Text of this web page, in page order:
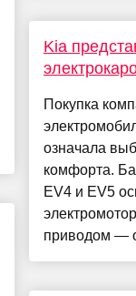
Kia
Покупка
означала
комфорта.
EV4 и EV5
приводом —